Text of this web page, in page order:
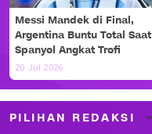
Messi Mandek di Final,
Argentina Buntu Total Saat
Spanyol Angkat Trofi
20 Jul 2026
PILIHAN REDAKSI